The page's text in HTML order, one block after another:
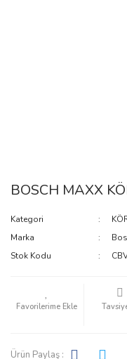
BOSCH MAXX
Kategori
Marka
Stok Kodu
Ürün Paylaş :